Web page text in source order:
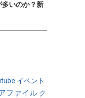
いのか？新
イベント
ファイル ク